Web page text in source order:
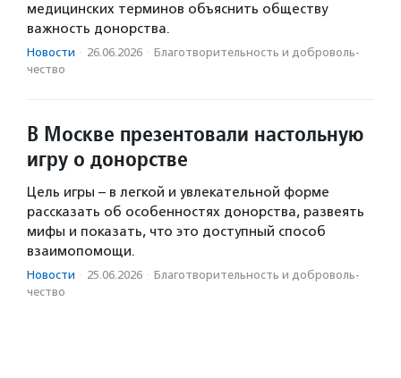
медицинских терминов объяснить обществу
важность донорства.
Новости · 26.06.2026 · Благотвори­тель­ность и доброволь­
чест­во
В Москве презентовали настольную
игру о донорстве
Цель игры – в легкой и увлекательной форме
рассказать об особенностях донорства, развеять
мифы и показать, что это доступный способ
взаимопомощи.
Новости · 25.06.2026 · Благотвори­тель­ность и доброволь­
чест­во